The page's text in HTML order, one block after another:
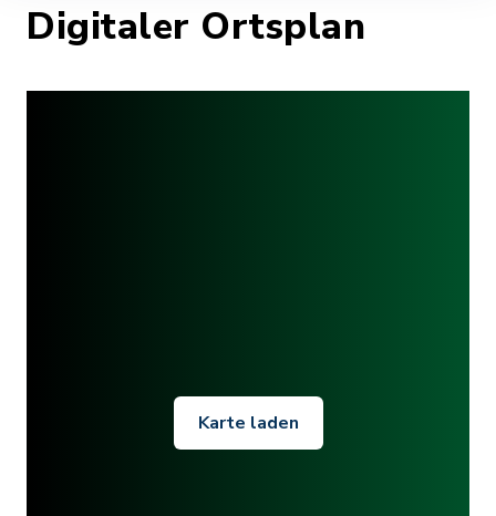
Digitaler Ortsplan
Karte laden